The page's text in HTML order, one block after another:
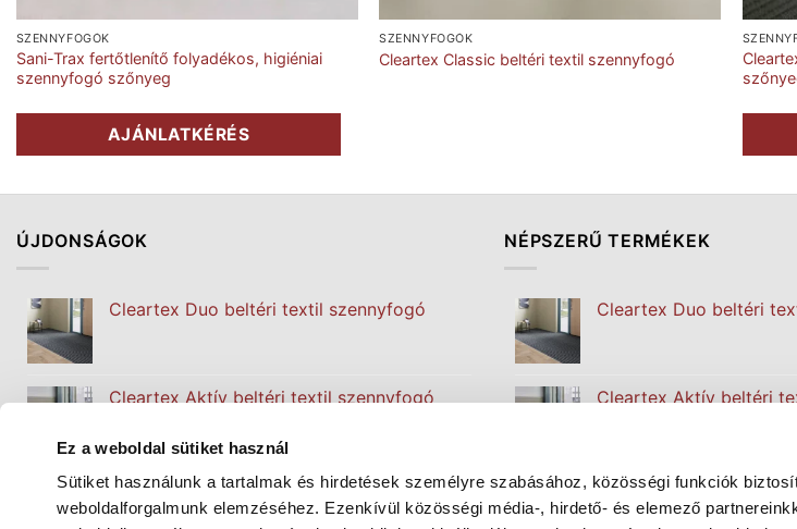
Ez a weboldal sütiket használ
Sütiket használunk a tartalmak és hirdetések személyre szabásához, közösségi funkciók
weboldalforgalmunk elemzéséhez. Ezenkívül közösségi média-, hirdető- és elemező
SZENNYFOGÓK
Sani-Trax fertőtlenítő folyadékos, higiéniai
szennyfogó szőnyeg
AJÁNLATKÉRÉS
SZENNYFOGÓK
Cleartex Classic beltéri textil szennyfogó
ÚJDONSÁGOK
Cleartex Duo beltéri textil szennyfogó
Cleartex Aktív beltéri textil szennyfogó
Cleartex Classic beltéri textil szennyfogó
NÉPSZERŰ TERMÉKEK
Cleartex Duo beltéri
Cleartex Aktív beltéri
Cleartex Classic beltéri